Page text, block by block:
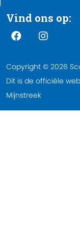
Vind ons op:
Copyright © 2026
Dit is de officiële
Mijnstreek